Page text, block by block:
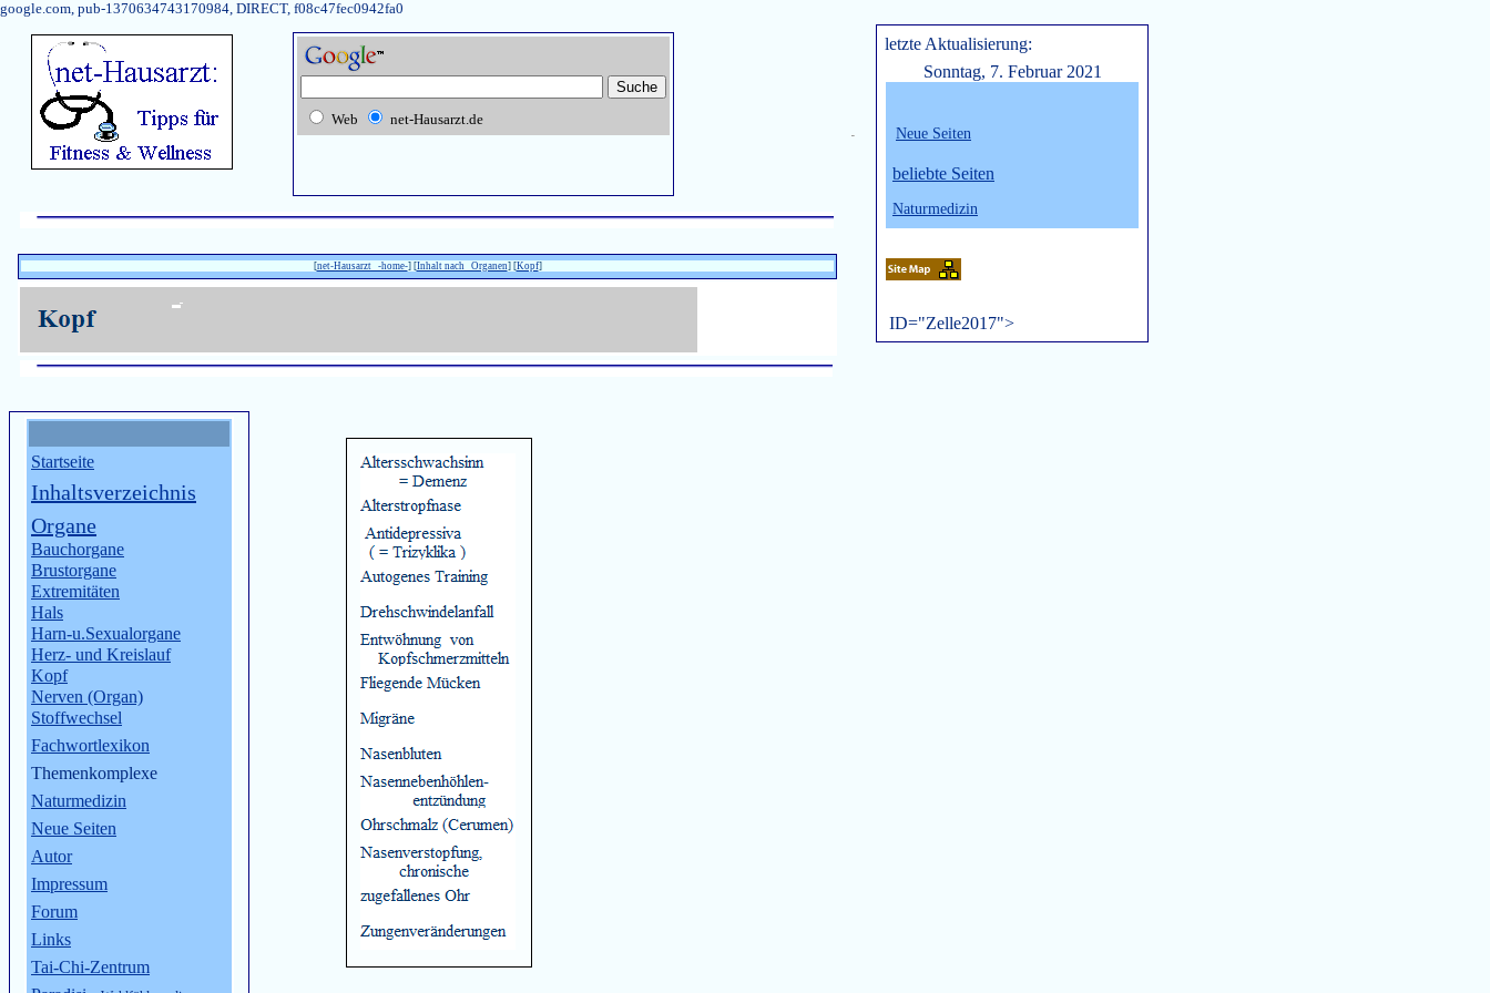
google.com, pub-1370634743170984, DIRECT, f08c47fec0942fa0
Web net-Hausarzt.de
[net-Hausarzt -home-] [Inhalt nach Organen] [Kopf]
Startseite
Inhaltsverzeichnis
Organe
Bauchorgane
Brustorgane
Extremitäten
Hals
Harn-u.Sexualorgane
Herz- und Kreislauf
Kopf
Nerven (Organ)
Stoffwechsel
Fachwortlexikon
Themenkomplexe
Naturmedizin
Neue Seiten
Autor
Impressum
Forum
Links
Tai-Chi-Zentrum
letzte Aktualisierung:
Sonntag, 7. Februar 2021
Neue Seiten
beliebte Seiten
Naturmedizin
ID="Zelle2017">